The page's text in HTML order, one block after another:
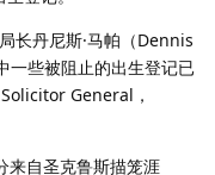
长丹尼斯·马帕（Dennis
一些被阻止的出生登记已
General，
来自圣克鲁斯描笼涯